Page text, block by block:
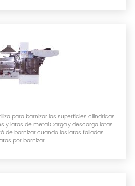
para barnizar las superficies cilíndricas
y latas de metal.Carga y descarga latas
de barnizar cuando las latas falladas
por barnizar.